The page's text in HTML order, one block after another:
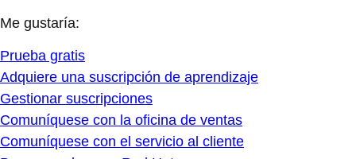
Me gustaría:
Prueba gratis
Adquiere una suscripción de aprendizaje
Gestionar suscripciones
Comuníquese con la oficina de ventas
Comuníquese con el servicio al cliente